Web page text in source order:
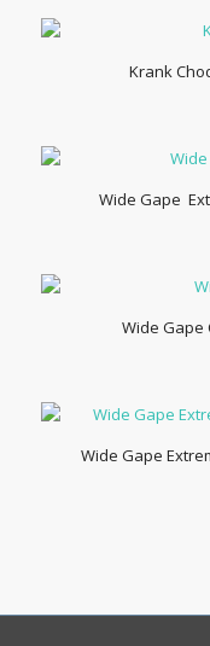
Krank
Wide Gape
Wide Gape
Wide Gape